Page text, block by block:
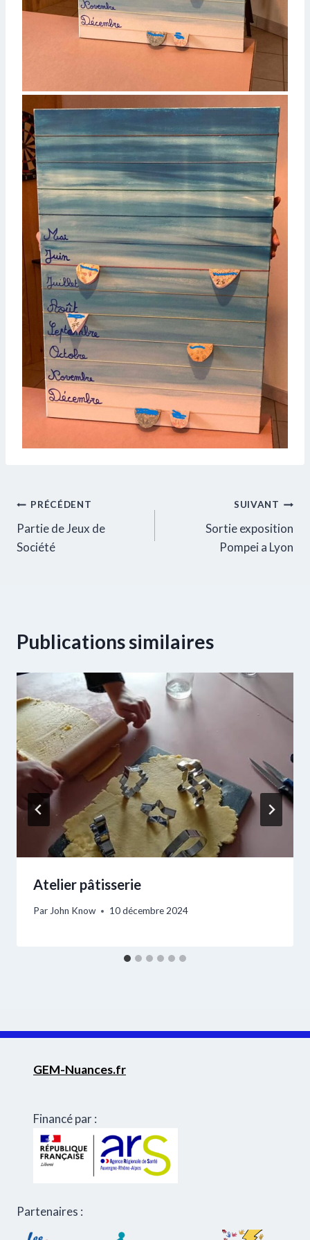
Navigation
de
PRÉCÉDENT
Partie de Jeux de
Société
SUIVANT
Sortie exposition
Pompei a Lyon
Publications similaires
Atelier pâtisserie
Par John Know 10 décembre 2024
GEM-Nuances.fr
Financé par :
Partenaires :